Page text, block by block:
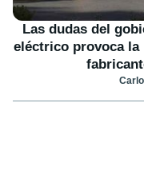
Las dudas del
eléctrico provoca la